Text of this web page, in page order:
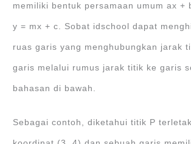
memiliki bentuk persamaan umum ax +
y = mx + c. Sobat idschool dapat
ruas garis yang menghubungkan jarak
garis melalui rumus jarak titik ke garis
bahasan di bawah.
Sebagai contoh, diketahui titik P